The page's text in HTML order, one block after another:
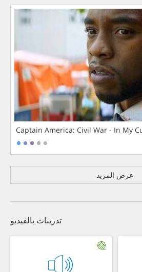
Captain America: Civil War - In My
عرض المزيد
تدريبات بالفيديو